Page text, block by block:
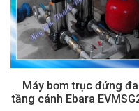
Máy bơm trục đứng đa
tầng cánh Ebara